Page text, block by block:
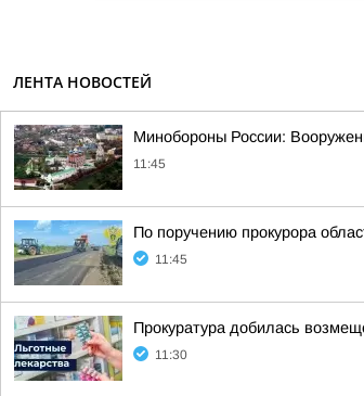
ЛЕНТА НОВОСТЕЙ
Минобороны России:
11:45
По поручению прокурора
11:45
Прокуратура добилась
11:30